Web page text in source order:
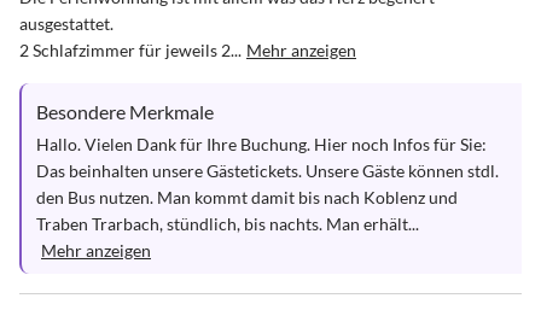
ausgestattet.
2 Schlafzimmer für jeweils 2... Mehr anzeigen
Besondere Merkmale
Hallo. Vielen Dank für Ihre Buchung. Hier noch Infos für Sie:
Das beinhalten unsere Gästetickets. Unsere Gäste können stdl.
den Bus nutzen. Man kommt damit bis nach Koblenz und
Traben Trarbach, stündlich, bis nachts. Man erhält...
Mehr anzeigen